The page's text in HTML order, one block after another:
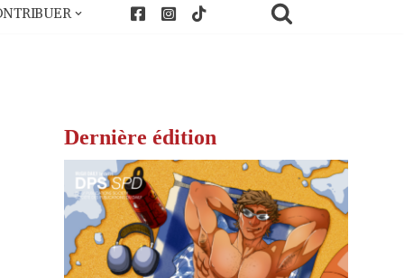
Dernière édition